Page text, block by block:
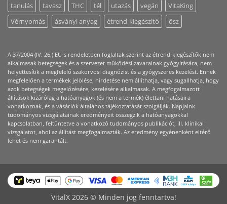
tanulás
tavasz THC tél utazás vegán
VitaKing
Vérnyomás
ásványi anyag étrend-kiegészítő ősz
A 37/2004 (IV. 26.) EU-s rendeletben foglaltak szerint az étrend-kiegészítők nem
alkalmasak betegségek és a szervezet működési zavarainak gyógyítására, nem
helyettesítik a megfelelő szakorvosi diagnózist és a gyógyszeres kezelést. Ennek
megfelelően a termékek jelölése, hirdetése nem állíthatja, vagy sugallhatja, hogy
azok betegségek megelőzésére, kezelésére alkalmasak. A megfogalmazott
állítások kizárólag a hatóanyagok (és nem a termék) élettani hatásaira
vonatkoznak, és a vásárlók általános tájékoztatását szolgálják. Napjaink
tudományos vizsgálatainak eredményeit összegzik a hatóanyagokkal
kapcsolatban, feltüntetve a vonatkozó tudományos publikációt, ill. klinikai
vizsgálatot, ahol az állítást megfogalmazták. Az eredmény egyénenként eltérő
lehet és nem garantált.
VitalX 2026 © Minden jog fenntartva!